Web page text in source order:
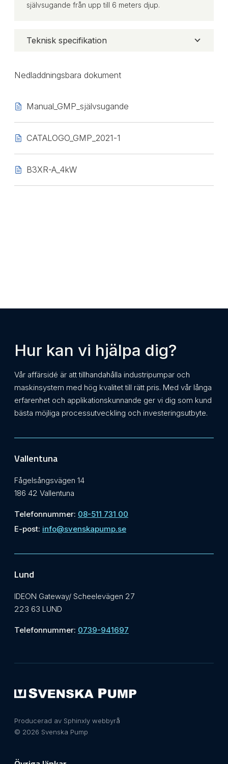
självsugande från upp till 6 meters djup.
Teknisk specifikation
Nedladdningsbara dokument
Manual_GMP_självsugande
CATALOGO_GMP_2021-1
B3XR-A_4kW
Hur kan vi hjälpa dig?
Vår affärsidé är att tillhandahålla industripumpar och
maskinsystem med hög kvalitet till rätt pris. Med vår långa
erfarenhet och applikationskunnande ger vi dig som kund
bästa möjliga processutveckling och investeringsutbyte.
Vallentuna
Fågelsångsvägen 14
186 42 Vallentuna
Telefonnummer: 08-511 731 00
E-post: info@svenskapump.se
Lund
IDEON Gateway/ Scheelevägen 27
223 63 LUND
Telefonnummer: 0739-941697
Producerad av Sphinxly webbyrå
© 2026 Svenska Pump